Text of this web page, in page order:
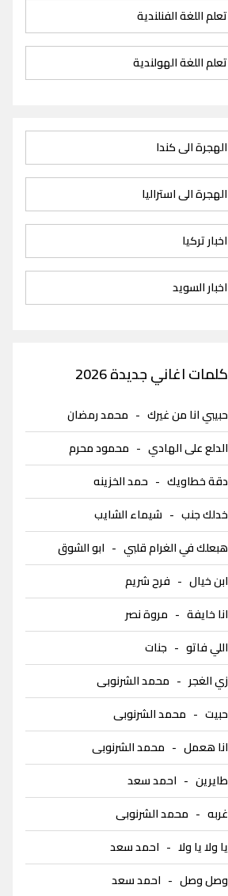
تعلم اللغة الفنلندية
تعلم اللغة الهولندية
الهجرة الى كندا
الهجرة الى استراليا
اخبار تركيا
اخبار السويد
كلمات اغاني جديدة 2026
حبيبي انا من غيرك- محمد رمضان
الدلع على الهادي- محمود محرم
دقة خطاويك- حمد الخزينه
خدلك جنب- شيماء الشايب
هبعلك في الغرام قلبي- ابو الشوق
ابن خيال- فرح شريم
انا خايفة- مروة نصر
اللي فاتو- جنات
زي الغجر - محمد الشرنوبى
حبيت- محمد الشرنوبى
انا هعمل- محمد الشرنوبى
طايرين- احمد سعد
غربه- محمد الشرنوبى
يا ولا يا ولا- احمد سعد
وصل وصل- احمد سعد